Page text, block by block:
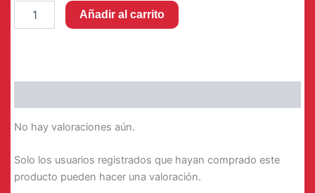
Oficial
01
cantidad
Añadir al carrito
No hay valoraciones aún.
Solo los usuarios registrados que hayan comprado este
producto pueden hacer una valoración.